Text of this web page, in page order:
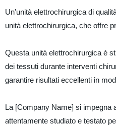
Un'unità elettrochirurgica di
unità elettrochirurgica, che offre
Questa unità elettrochirurgica è
dei tessuti durante interventi
garantire risultati eccellenti in
La [Company Name] si impegna
attentamente studiato e testato